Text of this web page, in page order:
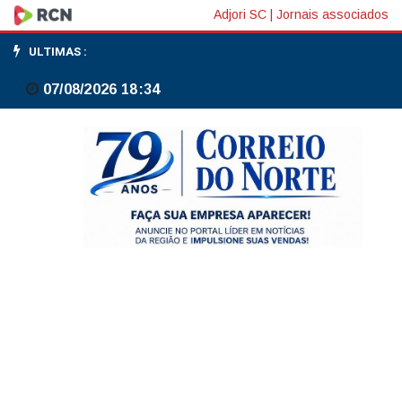
Explosão
no
Jaguaré:
famílias
aguardam
definições
Adjori SC Jornais associados
ULTIMAS :
07/08/2026 18:34